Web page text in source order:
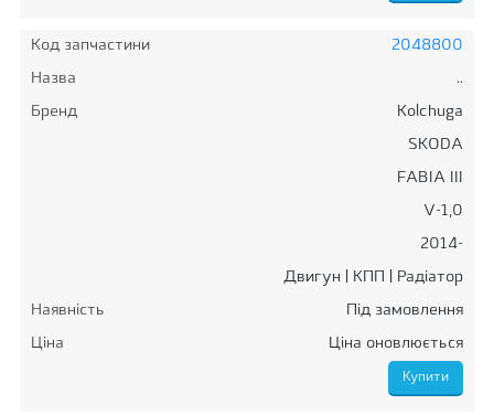
Код запчастини
2048800
Назва
..
Бренд
Kolchuga
SKODA
FABIA III
V-1,0
2014-
Двигун | КПП | Радіатор
Наявність
Під замовлення
Ціна
Ціна оновлюється